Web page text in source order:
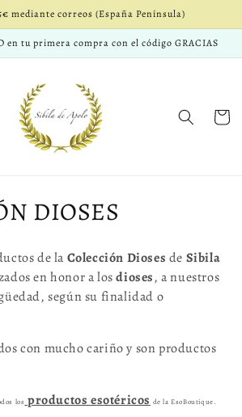
mediante correos (España Península)
en tu primera compra con el código GRACIAS
Carrito
DIOSES
de la Colección Dioses de Sibila
en honor a losdioses, a nuestros
según su finalidad o
con mucho cariño y son productos
los productos esotéricos de la EsoBoutique.